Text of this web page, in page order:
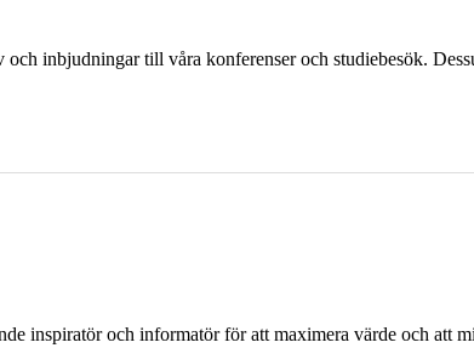
inbjudningar till våra konferenser och studiebesök.
inspiratör och informatör för att maximera värde och att